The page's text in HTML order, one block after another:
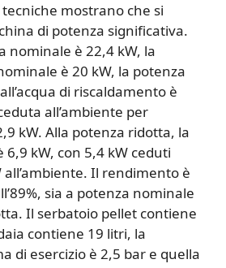
mostrano che si
di potenza significativa.
nominale è 22,4 kW, la
è 20 kW, la potenza
di riscaldamento è
all’ambiente per
kW. Alla potenza ridotta, la
kW, con 5,4 kW ceduti
all’ambiente. Il rendimento è
sia a potenza nominale
Il serbatoio pellet contiene
contiene 19 litri, la
di esercizio è 2,5 bar e quella